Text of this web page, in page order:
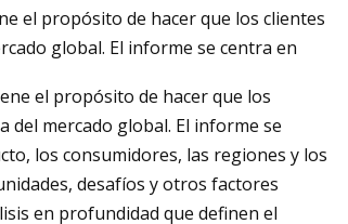
Fort
el propósito de hacer que los clientes
global. El informe se centra en
el propósito de hacer que los
mercado global. El informe se
los consumidores, las regiones y los
desafíos y otros factores
en profundidad que definen el